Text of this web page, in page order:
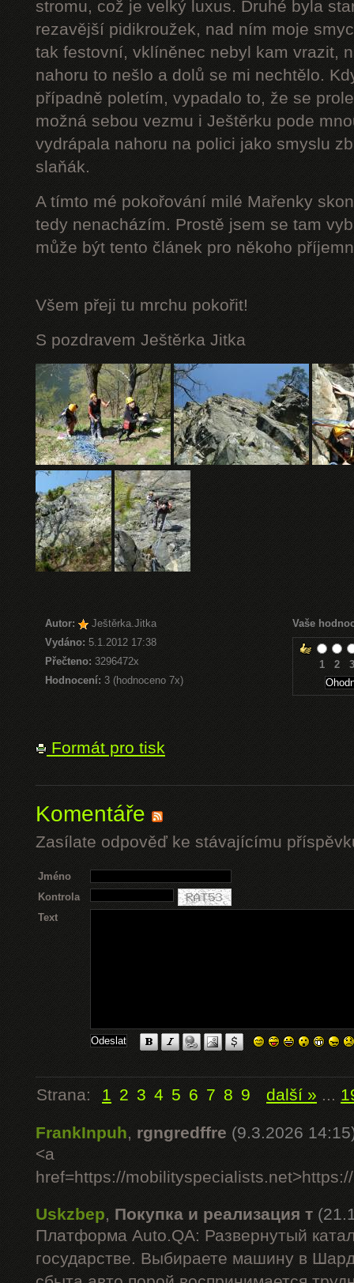
stromu, což je velký luxus. Druhé byla
rezavější pidikroužek, nad ním moje
tak festovní, vklíněnec nebyl kam vrazit,
nahoru to nešlo a dolů se mi nechtělo.
případně poletím, vypadalo to, že se
možná sebou vezmu i Ještěrku pode
vydrápala nahoru na polici jako smyslu
slaňák.
A tímto mé pokořování milé Mařenky
tedy nenacházím. Prostě jsem se tam
může být tento článek pro někoho
Všem přeji tu mrchu pokořit!
S pozdravem Ještěrka Jitka
Autor:
Ještěrka.Jitka
Vydáno: 5.1.2012 17:38
Přečteno: 3296472x
Hodnocení: 3 (hodnoceno 7x)
Vaše
1 2 3
Formát pro tisk
Komentáře
Zasílate odpověď ke stávajícímu
Jméno
Kontrola
Text
Strana: 1 2 3 4 5 6 7 8 9 další » ...
FrankInpuh, rgngredffre (9.3.2026
<a
href=https://
Uskzbep, Покупка и реализация т
Платформа Auto.QA: Развернутый
государстве. Выбираете машину в